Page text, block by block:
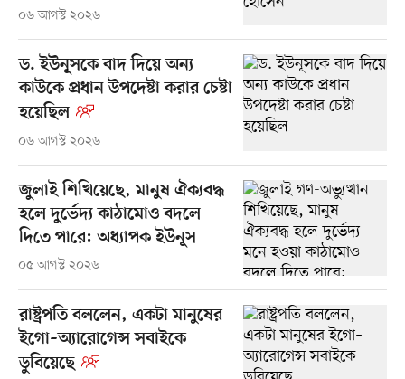
০৬ আগস্ট ২০২৬
ড. ইউনূসকে বাদ দিয়ে অন্য
কাউকে প্রধান উপদেষ্টা করার চেষ্টা
হয়েছিল
০৬ আগস্ট ২০২৬
জুলাই শিখিয়েছে, মানুষ ঐক্যবদ্ধ
হলে দুর্ভেদ্য কাঠামোও বদলে
দিতে পারে: অধ্যাপক ইউনূস
০৫ আগস্ট ২০২৬
রাষ্ট্রপতি বললেন, একটা মানুষের
ইগো–অ্যারোগেন্স সবাইকে
ডুবিয়েছে